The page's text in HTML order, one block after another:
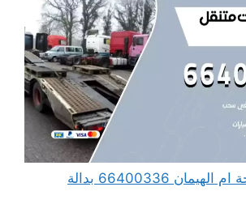
ونش كرين سطحة ام الهيمان 66400336 بدالة